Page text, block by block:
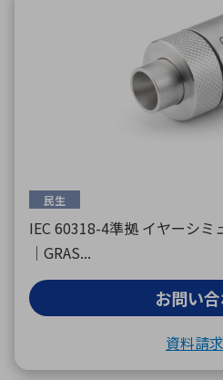
民生
IEC 60318-4準拠 イヤーシ
｜GRAS...
お問い
資料請求